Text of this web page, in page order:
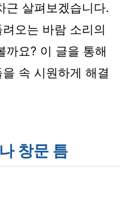
근 살펴보겠습니다.
오는 바람 소리의
까요? 이 글을 통해
속 시원하게 해결
창문 틈